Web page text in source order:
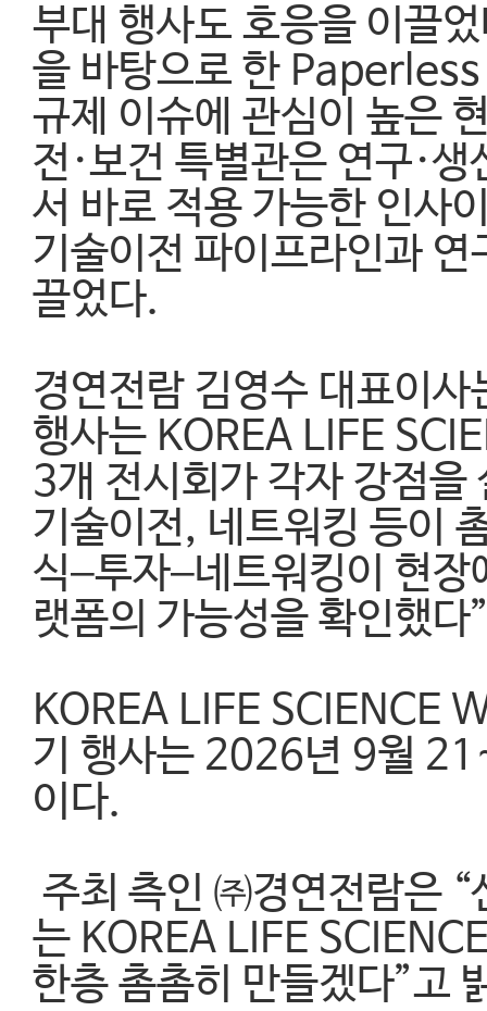
부대 행사도 호응을 이
을 바탕으로 한 Paperless
규제 이슈에 관심이 높은
전·보건 특별관은 연구·
서 바로 적용 가능한 인사
기술이전 파이프라인과
끌었다.
경연전람 김영수 대표이
행사는 KOREA LIFE
3개 전시회가 각자 강점
기술이전, 네트워킹 등이
식–투자–네트워킹이 현장
랫폼의 가능성을 확인했다
KOREA LIFE SCIENCE
기 행사는 2026년 9월
이다.
주최 측인 ㈜경연전람은
는 KOREA LIFE
한층 촘촘히 만들겠다”고